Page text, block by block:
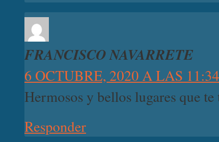
FRANCISCO NAVARRETE
6 OCTUBRE, 2020 A LAS
Hermosos y bellos lugares que
Responder